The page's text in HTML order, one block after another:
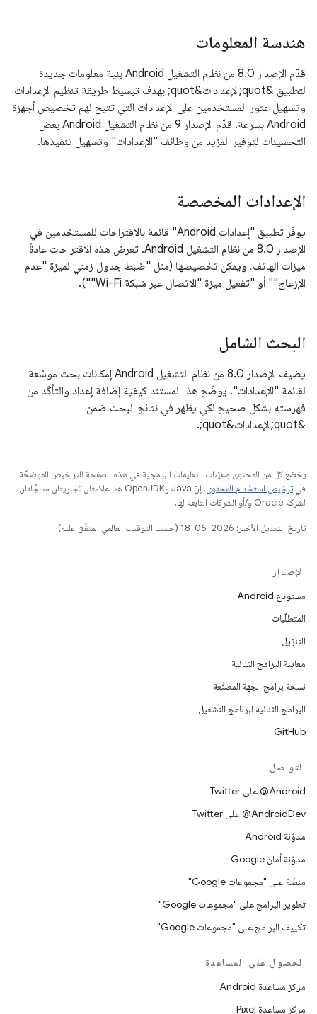
هندسة المعلومات
قدّم الإصدار 8.0 من نظام التشغيل Android بنية معلومات جديدة
لتطبيق &quot;الإعدادات&quot; بهدف تبسيط طريقة تنظيم الإعدادات
وتسهيل عثور المستخدمين على الإعدادات التي تتيح لهم تخصيص أجهزة
Android بسرعة. قدّم الإصدار 9 من نظام التشغيل Android بعض
التحسينات لتوفير المزيد من وظائف "الإعدادات" وتسهيل تنفيذها.
الإعدادات المخصصة
يوفّر تطبيق "إعدادات Android" قائمة بالاقتراحات للمستخدمين في
الإصدار 8.0 من نظام التشغيل Android. تعرض هذه الاقتراحات عادةً
ميزات الهاتف، ويمكن تخصيصها (مثل "ضبط جدول زمني لميزة "عدم
الإزعاج"" أو "تفعيل ميزة "الاتصال عبر شبكة Wi-Fi"").
البحث الشامل
يضيف الإصدار 8.0 من نظام التشغيل Android إمكانات بحث موسّعة
لقائمة "الإعدادات". يوضّح هذا المستند كيفية إضافة إعداد والتأكّد من
فهرسته بشكل صحيح لكي يظهر في نتائج البحث ضمن
&quot;الإعدادات&quot;.
يخضع كل من المحتوى وعيّنات التعليمات البرمجية في هذه الصفحة للتراخيص الموضحّة
فيترخيص استخدام المحتوى
. إنّ Java وOpenJDK هما علامتان تجاريتان مسجَّلتان
لشركة Oracle و/أو الشركات التابعة لها.
تاريخ التعديل الأخير: 2026-06-18 (حسب التوقيت العالمي المتفَّق عليه)
الإصدار
مستودع Android
المتطلّبات
التنزيل
معاينة البرامج الثنائية
نسخة برامج الجهة المصنِّعة
البرامج الثنائية لبرنامج التشغيل
GitHub
التواصل
‎@Android على Twitter
‎@AndroidDev على Twitter
مدوّنة Android
مدوّنة أمان Google
منصّة على "مجموعات Google"
تطوير البرامج على "مجموعات Google"
تكييف البرامج على "مجموعات Google"
الحصول على المساعدة
مركز مساعدة Android
مركز مساعدة Pixel